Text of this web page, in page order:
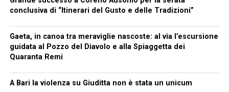
conclusiva di “Itinerari del Gusto e delle Tradizioni”
Gaeta, in canoa tra meraviglie nascoste: al via l’escursione
guidata al Pozzo del Diavolo e alla Spiaggetta dei
Quaranta Remi
A Bari la violenza su Giuditta non è stata un unicum